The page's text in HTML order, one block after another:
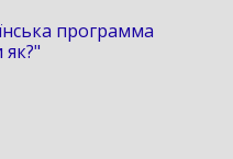
программа